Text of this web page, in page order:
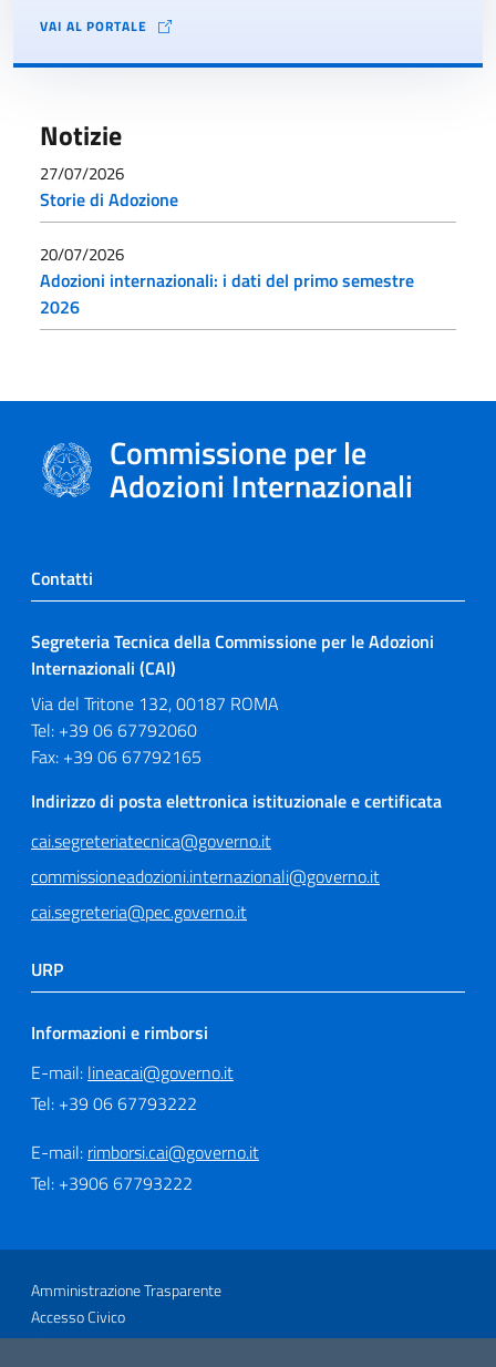
VAI AL PORTALE
Notizie
27/07/2026
Storie di Adozione
20/07/2026
Adozioni internazionali: i dati del primo semestre
2026
Commissione per le
Adozioni Internazionali
Contatti
Segreteria Tecnica della Commissione per le Adozioni
Internazionali (CAI)
Via del Tritone 132, 00187 ROMA
Tel: +39 06 67792060
Fax: +39 06 67792165
Indirizzo di posta elettronica istituzionale e certificata
cai.segreteriatecnica@governo.it
commissioneadozioni.internazionali@governo.it
cai.segreteria@pec.governo.it
URP
Informazioni e rimborsi
E-mail: lineacai@governo.it
Tel: +39 06 67793222
E-mail: rimborsi.cai@governo.it
Tel: +3906 67793222
Sezione Link Utili
Amministrazione Trasparente
Accesso Civico
Glossario